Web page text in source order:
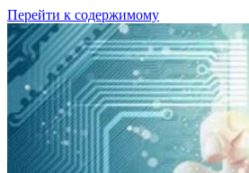
Перейти к содержимому